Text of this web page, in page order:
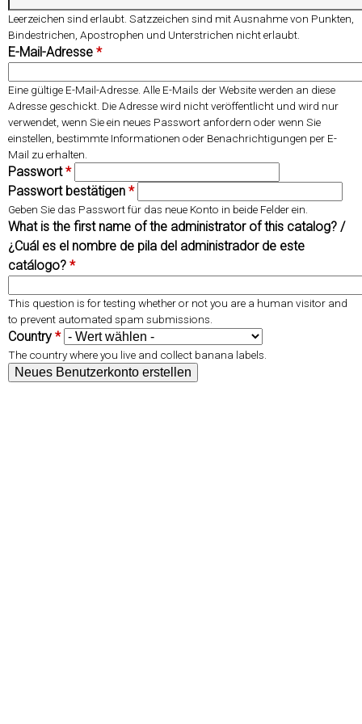
s
s
e
l
w
ö
r
t
e
r
ü
i
v
e
r
R
e
i
t
e
r
)
Leerzeichen sind erlaubt. Satzzeichen sind mit Ausnahme von Punkten,
Bindestrichen, Apostrophen und Unterstrichen nicht erlaubt.
E-Mail-Adresse *
Eine gültige E-Mail-Adresse. Alle E-Mails der Website werden an diese
Adresse geschickt. Die Adresse wird nicht veröffentlicht und wird nur
verwendet, wenn Sie ein neues Passwort anfordern oder wenn Sie
einstellen, bestimmte Informationen oder Benachrichtigungen per E-
Mail zu erhalten.
Passwort*
Passwort bestätigen *
Geben Sie das Passwort für das neue Konto in beide Felder ein.
What is the first name of the administrator of this catalog? /
¿Cuál es el nombre de pila del administrador de este
catálogo? *
This question is for testing whether or not you are a human visitor and
to prevent automated spam submissions.
Country *
The country where you live and collect banana labels.